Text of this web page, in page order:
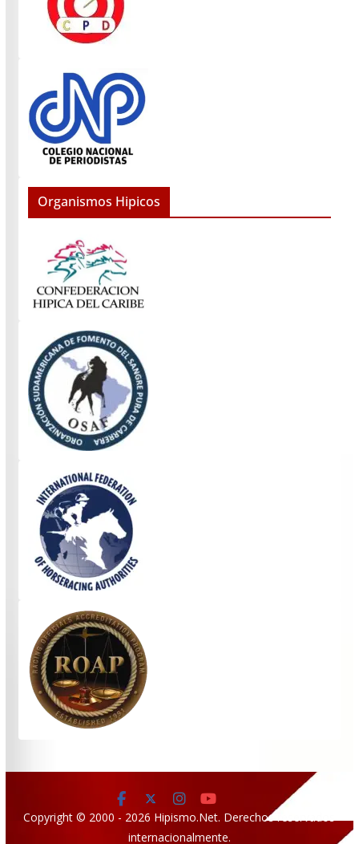
Organismos Hipicos
Copyright © 2000 - 2026 Hipismo.Net. Derechos reservados
internacionalmente.